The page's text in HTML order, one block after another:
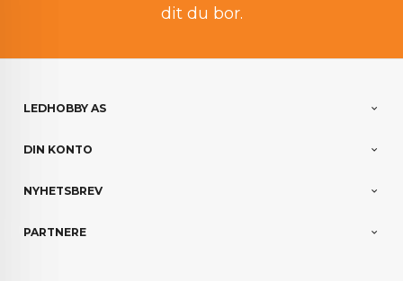
dit du bor.
LEDHOBBY AS
DIN KONTO
NYHETSBREV
PARTNERE